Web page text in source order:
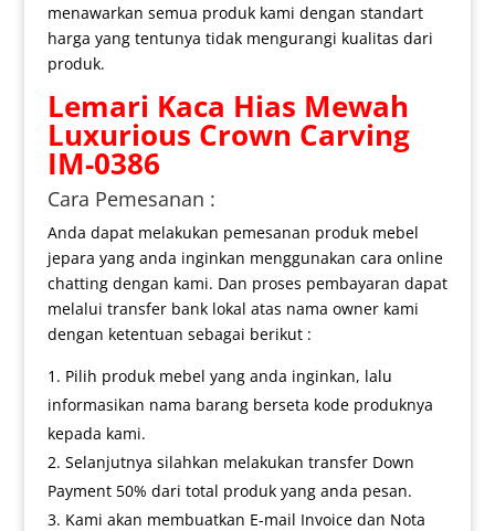
menawarkan semua produk kami dengan standart
harga yang tentunya tidak mengurangi kualitas dari
produk.
Lemari Kaca Hias Mewah
Luxurious Crown Carving
IM-0386
Cara Pemesanan :
Anda dapat melakukan pemesanan produk mebel
jepara yang anda inginkan menggunakan cara online
chatting dengan kami. Dan proses pembayaran dapat
melalui transfer bank lokal atas nama owner kami
dengan ketentuan sebagai berikut :
Pilih produk mebel yang anda inginkan, lalu
informasikan nama barang berseta kode produknya
kepada kami.
Selanjutnya silahkan melakukan transfer Down
Payment 50% dari total produk yang anda pesan.
Kami akan membuatkan E-mail Invoice dan Nota